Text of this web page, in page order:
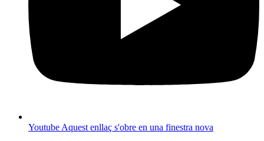
Youtube Aquest enllaç s'obre en una finestra nova